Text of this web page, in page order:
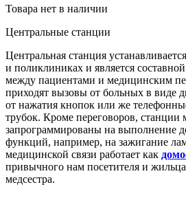
Товара нет в наличии
Центральные станции
Центральная станция
и поликлиниках и является
между пациентами и медицинским
приходят вызовы от больных в виде
от нажатия кнопок или же
трубок. Кроме переговоров, станции
запрограммированы на выполнение
функций, например, на зажигание
медицинской связи работает как
привычного нам посетителя и
медсестра.